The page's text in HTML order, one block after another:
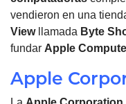
vendieron en una
Viewllamada Byte
fundar Apple
Apple